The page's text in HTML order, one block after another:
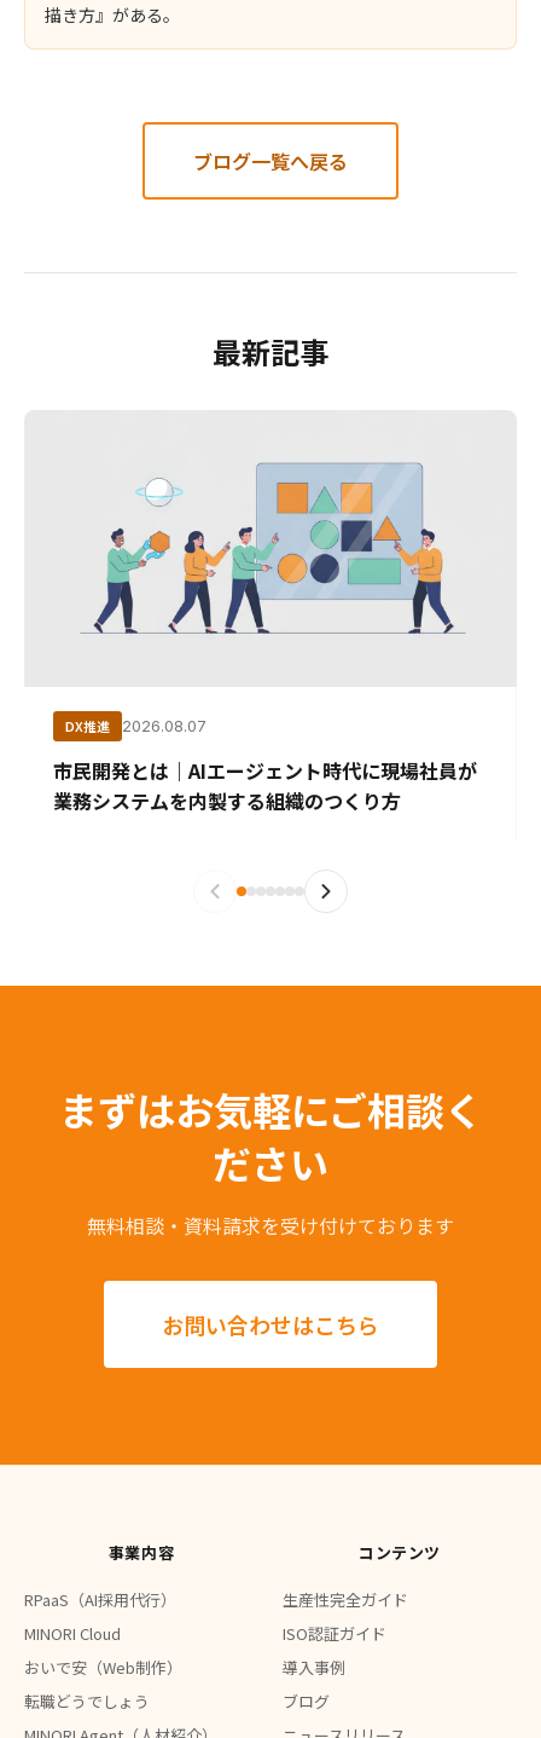
描き方』がある。
ブログ一覧へ戻る
最新記事
DX推進 2026.08.07
市民開発とは｜AIエージェント時代に現場社員が
業務システムを内製する組織のつくり方
まずはお気軽にご相談く
ださい
無料相談・資料請求を受け付けております
お問い合わせはこちら
事業内容
RPaaS（AI採用代行）
MINORI Cloud
おいで安（Web制作）
転職どうでしょう
コンテンツ
生産性完全ガイド
ISO認証ガイド
導入事例
ブログ